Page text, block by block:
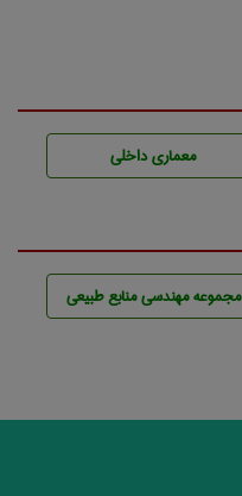
معماری داخلی
مجموعه مهندسی منابع طبيعی